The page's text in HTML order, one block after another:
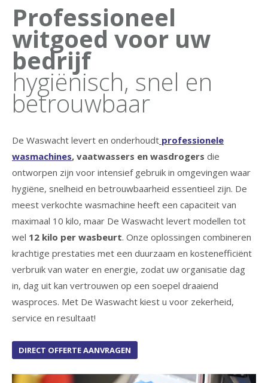
Professioneel
witgoed voor uw
bedrijf
hygiënisch, snel en
betrouwbaar
De Waswacht levert en onderhoudt professionele
wasmachines, vaatwassers en wasdrogers die
ontworpen zijn voor intensief gebruik in omgevingen waar
hygiëne, snelheid en betrouwbaarheid essentieel zijn. De
meest verkochte wasmachine heeft een capaciteit van
maximaal 10 kilo, maar De Waswacht levert modellen tot
wel 12 kilo per wasbeurt. Onze oplossingen combineren
krachtige prestaties met een duurzaam en kostenefficiënt
verbruik van water en energie, zodat uw organisatie dag
in, dag uit kan vertrouwen op een soepel draaiend
wasproces. Met De Waswacht kiest u voor zekerheid,
service en resultaat!
DIRECT OFFERTE AANVRAGEN